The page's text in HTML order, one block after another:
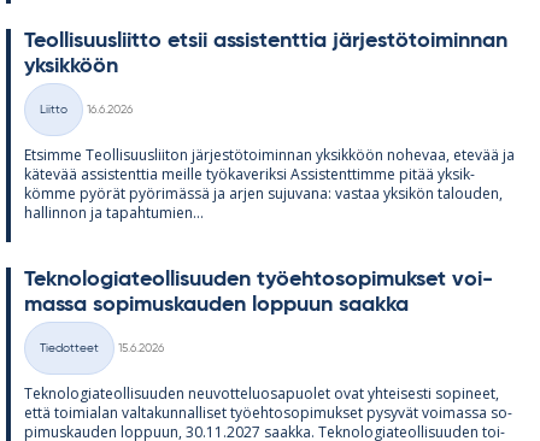
Teol­li­suus­liitto et­sii as­sis­tent­tia jär­jes­tö­toi­min­nan
yk­sik­köön
Kategoriat
Liitto
16.6.2026
Et­simme Teol­li­suus­lii­ton jär­jes­tö­toi­min­nan yk­sik­köön no­he­vaa, ete­vää ja
kä­te­vää as­sis­tent­tia meille työ­ka­ve­riksi As­sis­tent­timme pi­tää yk­sik­
kömme pyö­rät pyö­ri­mässä ja ar­jen su­ju­vana: vas­taa yk­si­kön ta­lou­den,
hal­lin­non ja ta­pah­tu­mien...
Tek­no­lo­gia­teol­li­suu­den työ­eh­to­so­pi­muk­set voi­
massa so­pi­mus­kau­den lop­puun saakka
Kategoriat
Tiedotteet
15.6.2026
Tek­no­lo­gia­teol­li­suu­den neu­vot­te­luos­a­puo­let ovat yh­tei­sesti so­pi­neet,
että toi­mia­lan val­ta­kun­nal­li­set työ­eh­to­so­pi­muk­set py­sy­vät voi­massa so­
pi­mus­kau­den lop­puun, 30.11.2027 saakka. Tek­no­lo­gia­teol­li­suu­den toi­